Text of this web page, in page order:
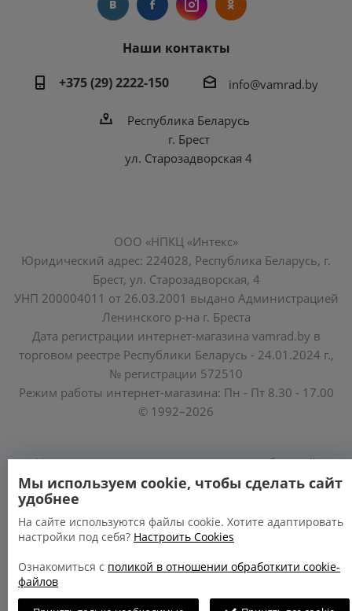
Наши контакты
+375 (29) 2222-150
info@vamrad.by
Республика Беларусь
г. Брест
ул. Старозадворская 4
ООО «НПКЦ «Интекс»
Юридический адрес: 224028, Республика Беларусь, г.
Брест, ул. Старозадворская, 4
УНП 200004011 от 26.03.2001 выдано Администрацией
Ленинского р-на г. Бреста
Дата регистрации интернет-магазина vamrad.by в
торговом реестре Республики Беларусь - 24.01.2024 г.,
№ регистрации 572510
Режим работы интернет-магазина: Пн - Пт 8.30 - 17.00
© 1992–2026
Уполномоченные по защите прав потребителей
облисполкомов, Минского горисполкома:
https://www.mart.gov.by/activity/zashchita-prav-
potrebiteley/
БРЕСТСКАЯ ОБЛАСТЬ тел. (80162) 26 97 69;
Мы используем cookie, чтобы сделать сайт
удобнее
На сайте используются файлы cookie. Хотите адаптировать
настройки под себя? Настроить Cookies
Ознакомиться с поликой в отношении обработкити cookie-
файлов